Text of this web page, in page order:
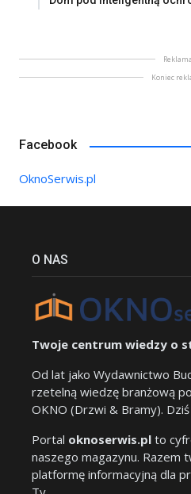
Reklama
Koniec
Facebook
OknoSerwis.pl
O NAS
Twoje centrum wiedzy o
Od lat jako Wydawnictwo
rzetelną wiedzę branżową
OKNO (Drzwi & Bramy).
Portal oknoserwis.pl to
naszego magazynu. Razem
platformę informacyjną dla